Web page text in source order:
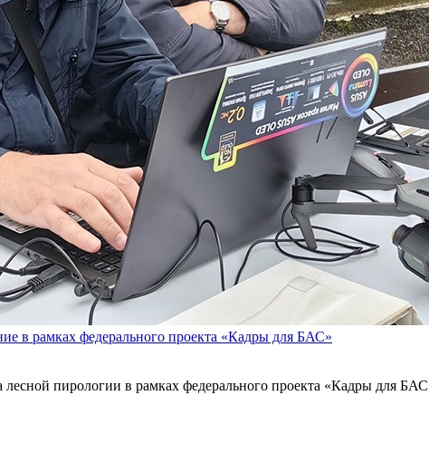
в рамках федерального проекта «Кадры для БАС»
лесной пирологии в рамках федерального проекта «Кадры для